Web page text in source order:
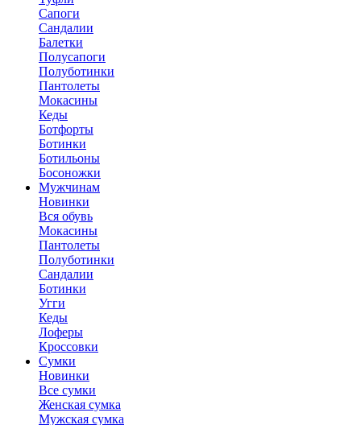
Сапоги
Сандалии
Балетки
Полусапоги
Полуботинки
Пантолеты
Мокасины
Кеды
Ботфорты
Ботинки
Ботильоны
Босоножки
Мужчинам
Новинки
Вся обувь
Мокасины
Пантолеты
Полуботинки
Сандалии
Ботинки
Угги
Кеды
Лоферы
Кроссовки
Сумки
Новинки
Все сумки
Женская сумка
Мужская сумка